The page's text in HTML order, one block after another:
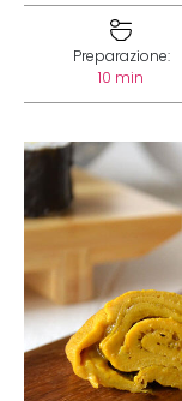
Preparazione:
10 min